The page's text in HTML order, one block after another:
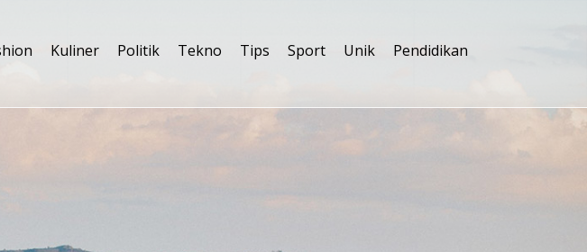
Kuliner Politik Tekno Tips Sport Unik Pendidikan